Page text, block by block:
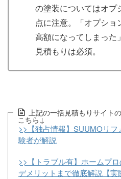
の塗装についてはオプ
点に注意。「オプショ
高額になってしまった
見積もりは必須。
上記の一括見積もりサイト
こちら↓
>>【独占情報】SUUMOリ
験者が解説
>>【トラブル有】ホームプ
デメリットまで徹底解説【実